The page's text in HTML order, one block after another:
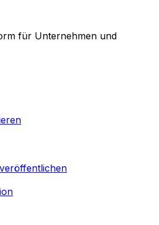
für Unternehmen und